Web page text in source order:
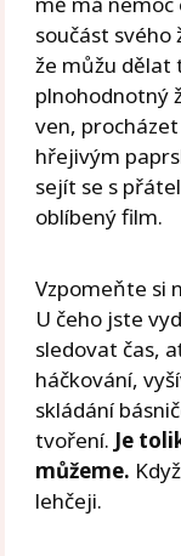
součást
že můžu dělat
plnohodnotný
ven,
hřejivým
sejít se s
oblíbený film.
Vzpomeňte si
U čeho jste
sledovat čas,
háčkování,
skládání
tvoření. Je
můžeme.
lehčeji.